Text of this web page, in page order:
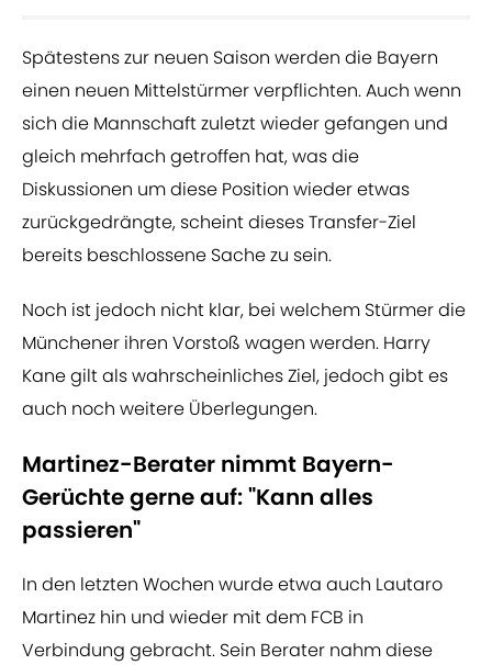
Spätestens zur neuen Saison werden die Bayern
einen neuen Mittelstürmer verpflichten. Auch wenn
sich die Mannschaft zuletzt wieder gefangen und
gleich mehrfach getroffen hat, was die
Diskussionen um diese Position wieder etwas
zurückgedrängte, scheint dieses Transfer-Ziel
bereits beschlossene Sache zu sein.
Noch ist jedoch nicht klar, bei welchem Stürmer die
Münchener ihren Vorstoß wagen werden. Harry
Kane gilt als wahrscheinliches Ziel, jedoch gibt es
auch noch weitere Überlegungen.
Martinez-Berater nimmt Bayern-
Gerüchte gerne auf: "Kann alles
passieren"
In den letzten Wochen wurde etwa auch Lautaro
Martinez hin und wieder mit dem FCB in
Verbindung gebracht. Sein Berater nahm diese